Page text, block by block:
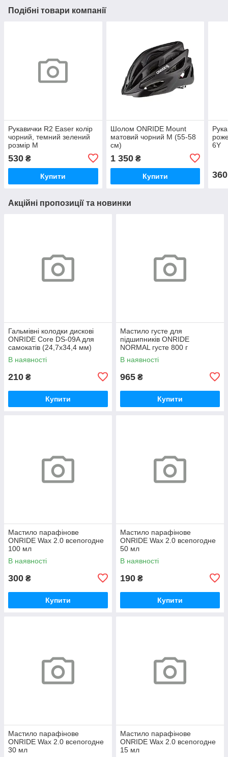
Подібні товари компанії
Рукавички R2 Easer колір
чорний, темний зелений
розмір M
530 ₴
Купити
Шолом ONRIDE Mount
матовий чорний M (55-58
см)
1 350₴
Купити
6Y
360
Акційні пропозиції та новинки
Гальмівні колодки дискові
ONRIDE Core DS-09A для
самокатів (24,7х34,4 мм)
напівметал
В наявності
210 ₴
Купити
Мастило густе для
підшипників ONRIDE
NORMAL густе 800 г
(металева банка)
В наявності
965 ₴
Купити
Мастило парафінове
ONRIDE Wax 2.0 всепогодне
100 мл
В наявності
300 ₴
Купити
Мастило парафінове
ONRIDE Wax 2.0 всепогодне
50 мл
В наявності
190 ₴
Купити
Мастило парафінове
ONRIDE Wax 2.0 всепогодне
30 мл
Мастило парафінове
ONRIDE Wax 2.0 всепогодне
15 мл